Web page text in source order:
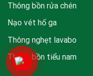
Thông bồn rửa chén
Nạo vét hố ga
Thông nghẹt lavabo
Thông bồn tiểu nam